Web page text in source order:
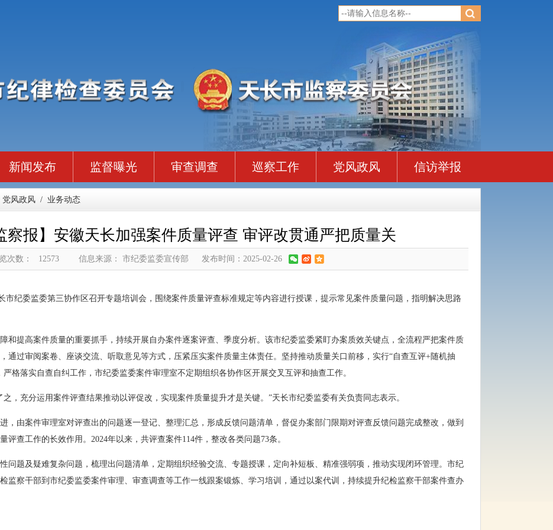
新闻发布 监督曝光 审查调查 巡察工作 党风政风 信访举报
党风政风 / 业务动态
察报】安徽天长加强案件质量评查 审评改贯通严把质量关
次数： 12573 信息来源： 市纪委监委宣传部 发布时间：2025-02-26
市纪委监委第三协作区召开专题培训会，围绕案件质量评查标准规定等内容进行授课，提示常见案件质量问题，指明解决思路
和提高案件质量的重要抓手，持续开展自办案件逐案评查、季度分析。该市纪委监委紧盯办案质效关键点，全流程严把案件质
通过审阅案卷、座谈交流、听取意见等方式，压紧压实案件质量主体责任。坚持推动质量关口前移，实行“自查互评+随机抽
格落实自查自纠工作，市纪委监委案件审理室不定期组织各协作区开展交叉互评和抽查工作。
，充分运用案件评查结果推动以评促改，实现案件质量提升才是关键。”天长市纪委监委有关负责同志表示。
，由案件审理室对评查出的问题逐一登记、整理汇总，形成反馈问题清单，督促办案部门限期对评查反馈问题完成整改，做到
查工作的长效作用。2024年以来，共评查案件114件，整改各类问题73条。
问题及疑难复杂问题，梳理出问题清单，定期组织经验交流、专题授课，定向补短板、精准强弱项，推动实现闭环管理。市纪
监察干部到市纪委监委案件审理、审查调查等工作一线跟案锻炼、学习培训，通过以案代训，持续提升纪检监察干部案件查办